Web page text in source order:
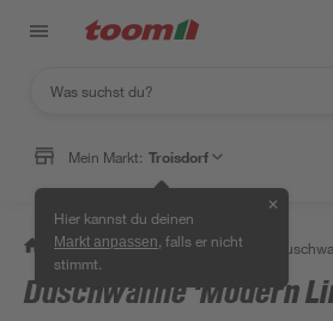
Mein Markt: Troisdorf
Hier kannst du deinen
Markt anpassen , falls er nicht
stimmt.
✕
/ Bad & Sanitär / Duschen
Duschwanne 'Modern